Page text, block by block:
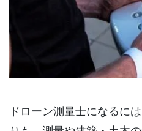
ドローン測量士になるに